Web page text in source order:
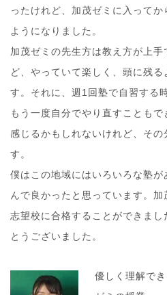
ったけれど、加茂ゼミに入って
ようになりました。
加茂ゼミの先生方は教え方が上
ど、やっていて楽しく、頭に残る
す。それに、週1回塾で自習する
もう一度自分でやり直すことも
感じるかもしれないけれど、その
す。
僕はこの地域にはいろいろな塾
んで良かったと思っています。
志望校に合格することができま
とうございました。
優しく理解で